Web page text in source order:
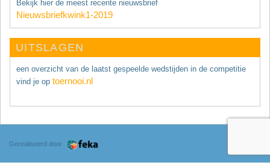
Bekijk hier de meest recente nieuwsbrief
Nieuwsbriefkwink1-2019
UITSLAGEN
een overzicht van de laatst gespeelde wedstijden in de competitie
vind je op toernooi.nl
Gerealiseerd door